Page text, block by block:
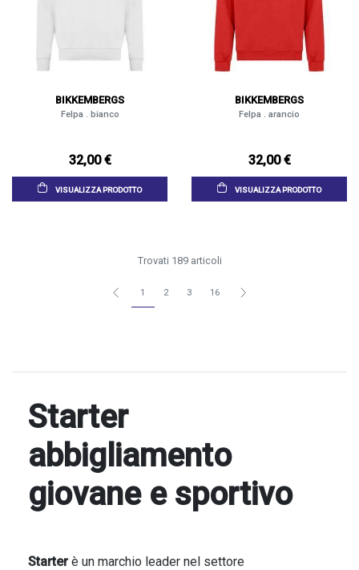
BIKKEMBERGS
Felpa . bianco
32,00 €
VISUALIZZA PRODOTTO
BIKKEMBERGS
Felpa . arancio
32,00 €
VISUALIZZA PRODOTTO
Trovati 189 articoli
1 2 3 16
Starter
abbigliamento
giovane e sportivo
Starterè un marchio leader nel settore